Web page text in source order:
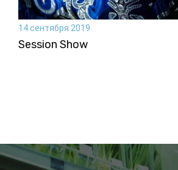
14 сентября 2019
Session Show